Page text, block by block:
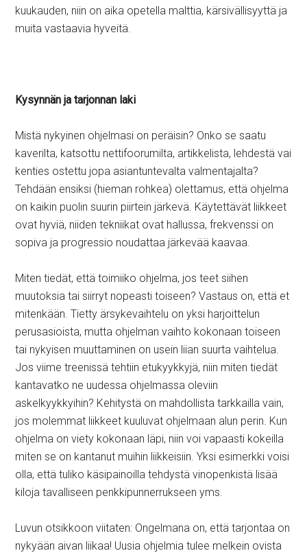
kuukauden, niin on aika opetella malttia, kärsivällisyyttä ja
muita vastaavia hyveitä.
Kysynnän ja tarjonnan laki
Mistä nykyinen ohjelmasi on peräisin? Onko se saatu
kaverilta, katsottu nettifoorumilta, artikkelista, lehdestä vai
kenties ostettu jopa asiantuntevalta valmentajalta?
Tehdään ensiksi (hieman rohkea) olettamus, että ohjelma
on kaikin puolin suurin piirtein järkevä. Käytettävät liikkeet
ovat hyviä, niiden tekniikat ovat hallussa, frekvenssi on
sopiva ja progressio noudattaa järkevää kaavaa.
Miten tiedät, että toimiiko ohjelma, jos teet siihen
muutoksia tai siirryt nopeasti toiseen? Vastaus on, että et
mitenkään. Tietty ärsykevaihtelu on yksi harjoittelun
perusasioista, mutta ohjelman vaihto kokonaan toiseen
tai nykyisen muuttaminen on usein liian suurta vaihtelua.
Jos viime treenissä tehtiin etukyykkyjä, niin miten tiedät
kantavatko ne uudessa ohjelmassa oleviin
askelkyykkyihin? Kehitystä on mahdollista tarkkailla vain,
jos molemmat liikkeet kuuluvat ohjelmaan alun perin. Kun
ohjelma on viety kokonaan läpi, niin voi vapaasti kokeilla
miten se on kantanut muihin liikkeisiin. Yksi esimerkki voisi
olla, että tuliko käsipainoilla tehdystä vinopenkistä lisää
kiloja tavalliseen penkkipunnerrukseen yms.
Luvun otsikkoon viitaten: Ongelmana on, että tarjontaa on
nykyään aivan liikaa! Uusia ohjelmia tulee melkein ovista